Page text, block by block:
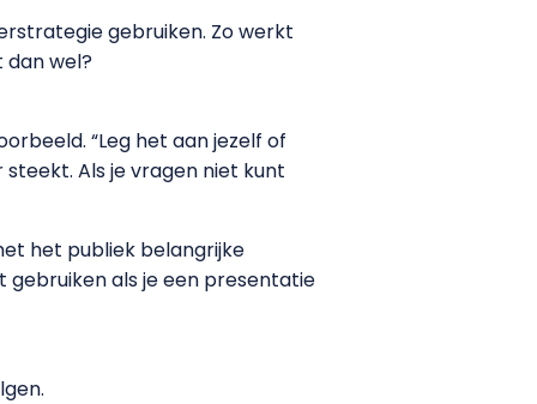
gebruiken. Zo werkt
wel?
“Leg het aan jezelf of
Als je vragen niet kunt
het publiek belangrijke
gebruiken als je een presentatie